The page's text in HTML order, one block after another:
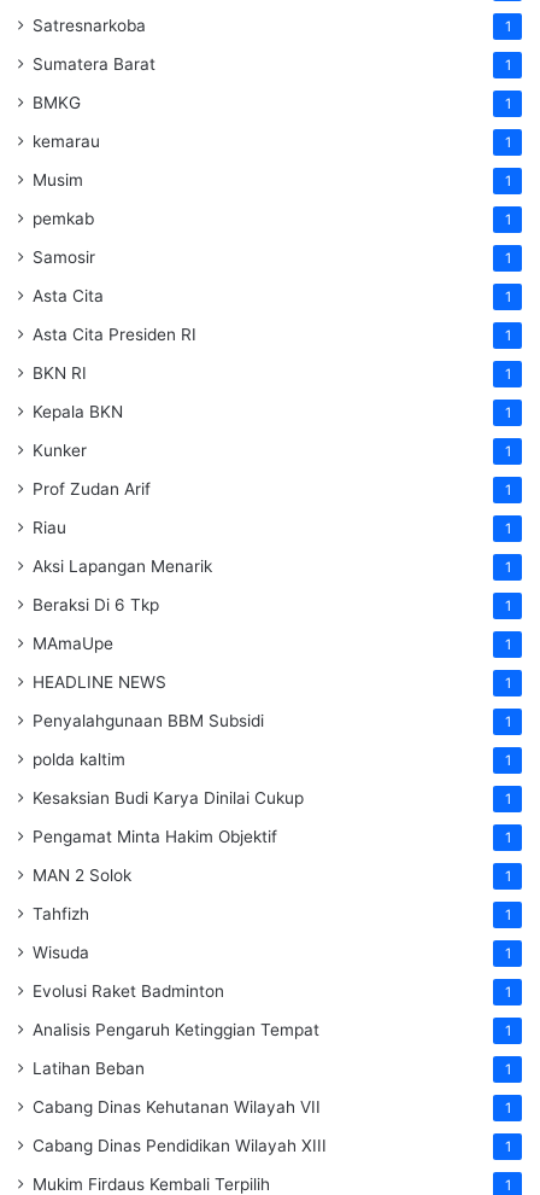
Satresnarkoba 1
Sumatera Barat 1
BMKG 1
kemarau 1
Musim 1
pemkab 1
Samosir 1
Asta Cita 1
Asta Cita Presiden RI 1
BKN RI 1
Kepala BKN 1
Kunker 1
Prof Zudan Arif 1
Riau 1
Aksi Lapangan Menarik 1
Beraksi Di 6 Tkp 1
MAmaUpe 1
HEADLINE NEWS 1
Penyalahgunaan BBM Subsidi 1
polda kaltim 1
Kesaksian Budi Karya Dinilai Cukup 1
Pengamat Minta Hakim Objektif 1
MAN 2 Solok 1
Tahfizh 1
Wisuda 1
Evolusi Raket Badminton 1
Analisis Pengaruh Ketinggian Tempat 1
Latihan Beban 1
Cabang Dinas Kehutanan Wilayah VII 1
Cabang Dinas Pendidikan Wilayah XIII 1
Mukim Firdaus Kembali Terpilih 1